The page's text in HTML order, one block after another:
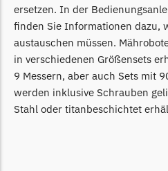
Begrenzungsdraht
Robomow
Robomow Messer
Begrenzungsdraht
Scheppach
ersetzen. In der
finden Sie Informationen dazu,
austauschen müssen.
in verschiedenen Größensets
9 Messern, aber auch Sets mit
werden inklusive Schrauben
Stahl oder titanbeschichtet